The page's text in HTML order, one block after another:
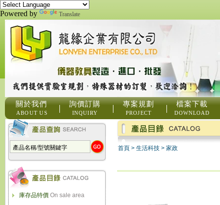
Powered by Translate
關於我們
ABOUT US
詢價訂購
INQUIRY
專案規劃
PROJECT
檔案下載
DOWNLOAD
庫存品特價 On sale area
首頁 > 生活科技 > 家政